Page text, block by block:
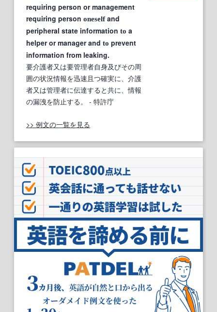
requiring person or management
requiring person oneselfand
peripheral state information to a
helper or manager and to prevent
information from leaking.
要介護者又は要管理者自身及びその周
囲の状況情報を迅速且つ確実に、介護
者又は管理者に伝達すると共に、情報
の漏洩を防止する。
- 特許庁
>> 例文の一覧を見る